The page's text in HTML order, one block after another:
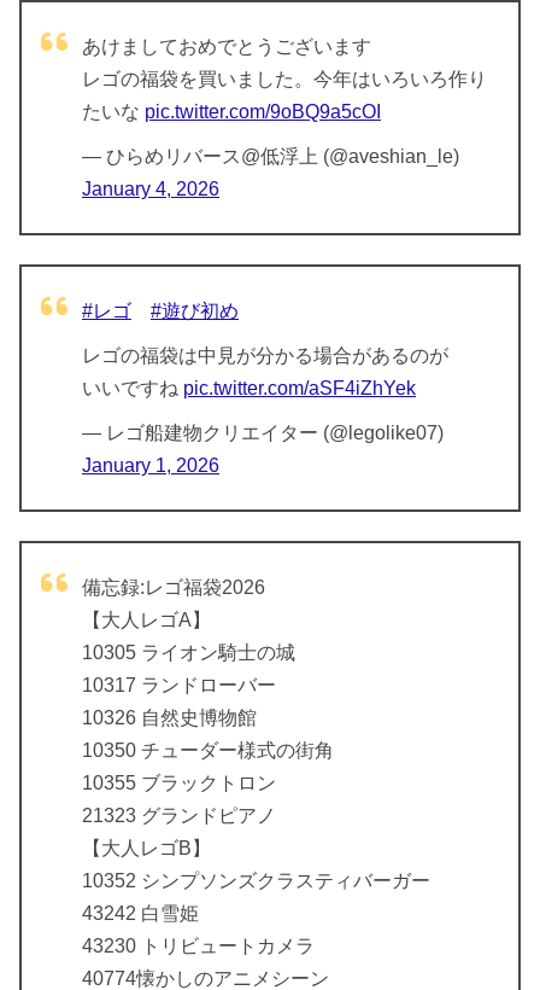
あけましておめでとうございます
レゴの福袋を買いました。今年はいろいろ作り
たいな pic.twitter.com/9oBQ9a5cOI
— ひらめリバース@低浮上 (@aveshian_le)
January 4, 2026
#レゴ #遊び初め
レゴの福袋は中見が分かる場合があるのが
いいですね pic.twitter.com/aSF4iZhYek
— レゴ船建物クリエイター (@legolike07)
January 1, 2026
備忘録:レゴ福袋2026
【大人レゴA】
10305 ライオン騎士の城
10317 ランドローバー
10326 自然史博物館
10350 チューダー様式の街角
10355 ブラックトロン
21323 グランドピアノ
【大人レゴB】
10352 シンプソンズクラスティバーガー
43242 白雪姫
43230 トリビュートカメラ
40774懐かしのアニメシーン